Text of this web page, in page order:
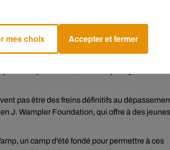
Lane, Stephen se lance dans l'ascension.
spécialement pour lui. Au total, plus de 20
il lâche quelques mots qui résument tout :
personne atteinte de paralysie
pas être des freins définitifs au
J. Wampler Foundation, qui offre à des jeunes
un camp d'été fondé pour permettre à ces
mes choix Accepter et fermer